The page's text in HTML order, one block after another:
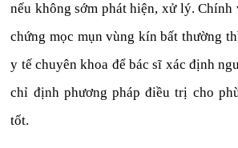
nếu không sớm phát hiện, xử lý.
chứng mọc mụn vùng kín bất thường
y tế chuyên khoa để bác sĩ xác định
chỉ định phương pháp điều trị cho
tốt.